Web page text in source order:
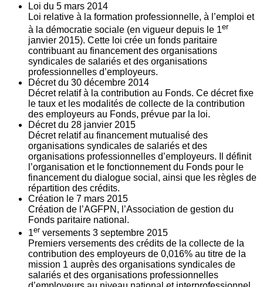
Loi du 5 mars 2014
Loi relative à la formation professionnelle, à l’emploi et
à la démocratie sociale (en vigueur depuis le 1er
janvier 2015). Cette loi crée un fonds paritaire
contribuant au financement des organisations
syndicales de salariés et des organisations
professionnelles d’employeurs.
Décret du 30 décembre 2014
Décret relatif à la contribution au Fonds. Ce décret fixe
le taux et les modalités de collecte de la contribution
des employeurs au Fonds, prévue par la loi.
Décret du 28 janvier 2015
Décret relatif au financement mutualisé des
organisations syndicales de salariés et des
organisations professionnelles d’employeurs. Il définit
l’organisation et le fonctionnement du Fonds pour le
financement du dialogue social, ainsi que les règles de
répartition des crédits.
Création le 7 mars 2015
Création de l’AGFPN, l’Association de gestion du
Fonds paritaire national.
1er versements 3 septembre 2015
Premiers versements des crédits de la collecte de la
contribution des employeurs de 0,016% au titre de la
mission 1 auprès des organisations syndicales de
salariés et des organisations professionnelles